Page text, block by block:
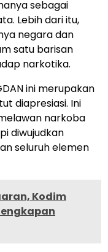
sebagai
Lebih dari itu,
negara dan
satu barisan
narkotika.
ini merupakan
diapresiasi. Ini
narkoba
diwujudkan
seluruh elemen
Kodim